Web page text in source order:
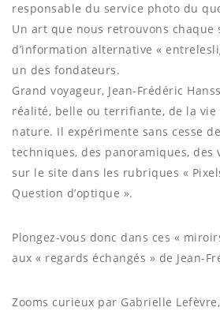
responsable du service photo du
Un art que nous retrouvons chaque
d’information alternative «
un des fondateurs.
Grand voyageur, Jean-Frédéric
réalité, belle ou terrifiante, de la vie
nature. Il expérimente sans cesse
techniques, des panoramiques, des
sur le site dans les rubriques «
Question d’optique ».
Plongez-vous donc dans ces «
aux « regards échangés » de Jean-
Zooms curieux par Gabrielle